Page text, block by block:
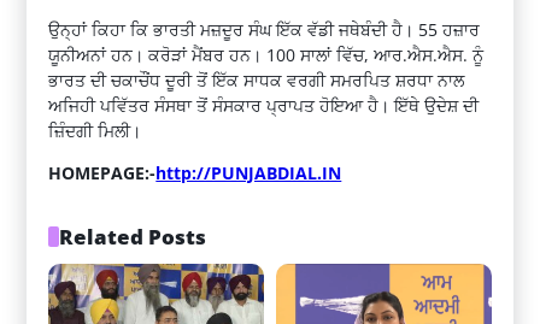
ਉਨ੍ਹਾਂ ਕਿਹਾ ਕਿ ਭਾਰਤੀ ਮਜ਼ਦੂਰ ਸੰਘ ਇੱਕ ਵੱਡੀ ਜਥੇਬੰਦੀ ਹੈ। 55 ਹਜ਼ਾਰ
ਯੂਨੀਅਨਾਂ ਹਨ। ਕਰੋੜਾਂ ਮੈਂਬਰ ਹਨ। 100 ਸਾਲਾਂ ਵਿੱਚ, ਆਰ.ਐਸ.ਐਸ. ਨੂੰ
ਭਾਰਤ ਦੀ ਚਕਾਚੌਂਧ ਦੂਰੀ ਤੋਂ ਇੱਕ ਸਾਧਕ ਵਰਗੀ ਸਮਰਪਿਤ ਸ਼ਰਧਾ ਨਾਲ
ਅਜਿਹੀ ਪਵਿੱਤਰ ਸੰਸਥਾ ਤੋਂ ਸੰਸਕਾਰ ਪ੍ਰਾਪਤ ਹੋਇਆ ਹੈ। ਇੱਥੇ ਉਦੇਸ਼ ਦੀ
ਜ਼ਿੰਦਗੀ ਮਿਲੀ।
HOMEPAGE:-http://PUNJABDIAL.IN
Related Posts